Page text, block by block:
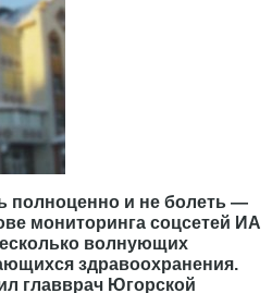
полноценно и не болеть —
мониторинга соцсетей ИА
волнующих
здравоохранения.
главврач Югорской